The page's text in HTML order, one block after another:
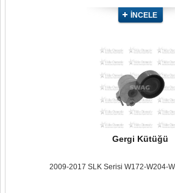
İNCELE
Gergi Kütüğü
2009-2017 SLK Serisi W172-W204-